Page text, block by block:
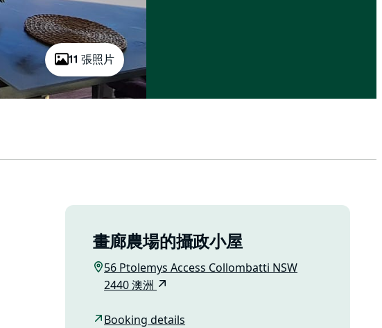
11 張照片
畫廊農場的攝政小屋
56 Ptolemys Access Collombatti NSW
2440 澳洲
Booking details